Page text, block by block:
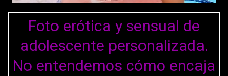
Foto erótica y sensual de
adolescente personalizada.
No entendemos cómo encaja